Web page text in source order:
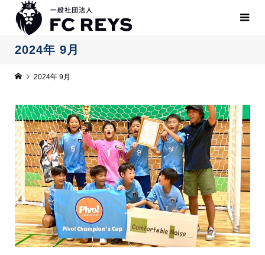
2024年 9月
2024年 9月